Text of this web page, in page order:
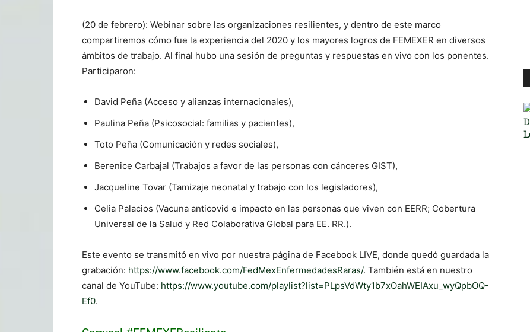
(20 de febrero): Webinar sobre las organizaciones resilientes, y dentro de este marco
compartiremos cómo fue la experiencia del 2020 y los mayores logros de FEMEXER en diversos
ámbitos de trabajo. Al final hubo una sesión de preguntas y respuestas en vivo con los ponentes.
Participaron:
David Peña (Acceso y alianzas internacionales),
Paulina Peña (Psicosocial: familias y pacientes),
Toto Peña (Comunicación y redes sociales),
Berenice Carbajal (Trabajos a favor de las personas con cánceres GIST),
Jacqueline Tovar (Tamizaje neonatal y trabajo con los legisladores),
Celia Palacios (Vacuna anticovid e impacto en las personas que viven con EERR; Cobertura
Universal de la Salud y Red Colaborativa Global para EE. RR.).
Este evento se transmitó en vivo por nuestra página de Facebook LIVE, donde quedó guardada la
grabación: https://www.facebook.com/FedMexEnfermedadesRaras/. También está en nuestro
canal de YouTube: https://www.youtube.com/playlist?list=PLpsVdWty1b7xOahWEIAxu_wyQpbOQ-
Ef0.